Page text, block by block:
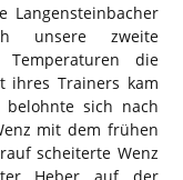
Langensteinbacher
unsere zweite
Temperaturen die
ihres Trainers kam
sich nach
mit dem frühen
scheiterte Wenz
Heber auf der